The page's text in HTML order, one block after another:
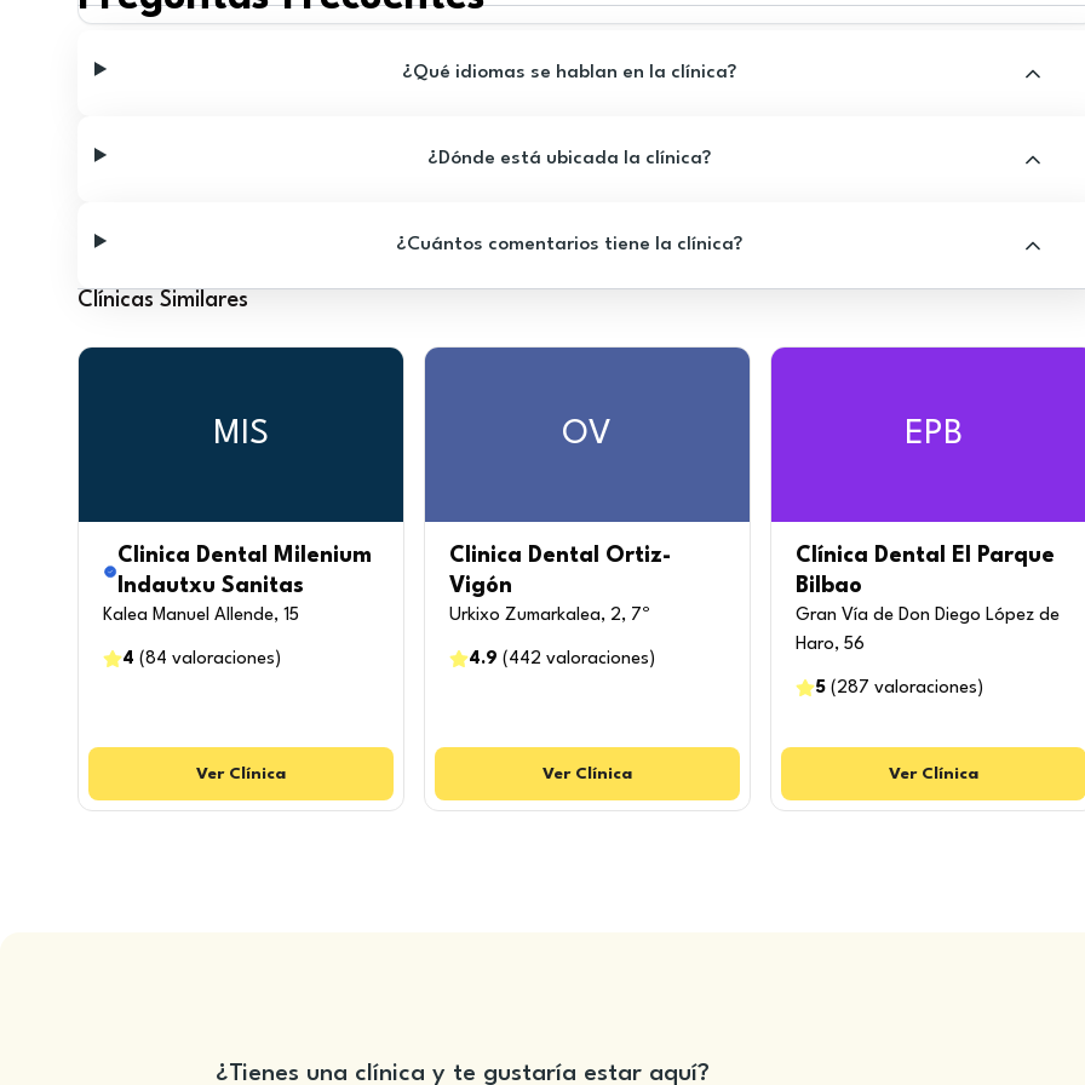
¿Qué idiomas se hablan en la clínica?
¿Dónde está ubicada la clínica?
¿Cuántos comentarios tiene la clínica?
Clínicas Similares
MIS
Clinica Dental Milenium
Indautxu Sanitas
Kalea Manuel Allende, 15
4 (84 valoraciones )
Ver Clínica
OV
Clinica Dental Ortiz-
Vigón
Urkixo Zumarkalea, 2, 7º
4.9 ( 442 valoraciones )
Ver Clínica
EPB
Clínica Dental El Parque
Bilbao
Gran Vía de Don Diego López de
Haro, 56
5( 287 valoraciones )
Ver Clínica
¿Tienes una clínica y te gustaría estar aquí?